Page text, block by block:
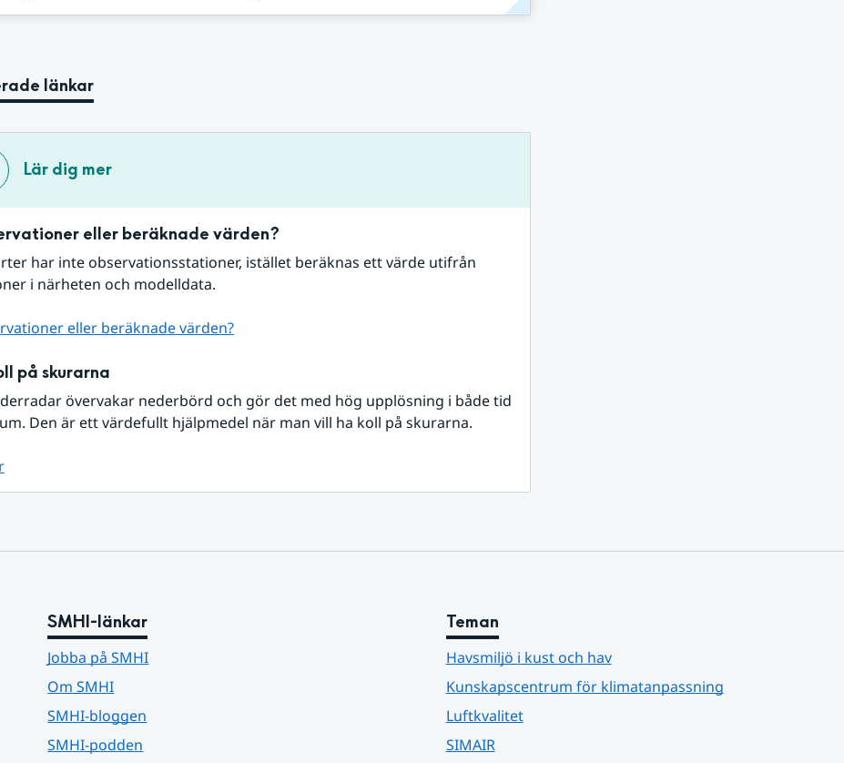
länkar
Lär dig mer
eller beräknade värden?
har inte observationsstationer, istället beräknas ett värde utifrån
i närheten och modelldata.
eller beräknade värden?
på skurarna
övervakar nederbörd och gör det med hög upplösning i både tid
Den är ett värdefullt hjälpmedel när man vill ha koll på skurarna.
SMHI-länkar
Jobba på SMHI
Om SMHI
SMHI-bloggen
SMHI-podden
Teman
Havsmiljö i kust och hav
Kunskapscentrum för klimatanpassning
Luftkvalitet
SIMAIR